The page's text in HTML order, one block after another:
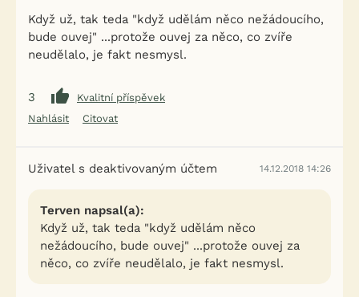
Když už, tak teda "když udělám něco nežádoucího,
bude ouvej" ...protože ouvej za něco, co zvíře
neudělalo, je fakt nesmysl.
3
Kvalitní příspěvek
Nahlásit
Citovat
Uživatel s deaktivovaným účtem 14.12.2018 14:26
Terven napsal(a):
Když už, tak teda "když udělám něco
nežádoucího, bude ouvej" ...protože ouvej za
něco, co zvíře neudělalo, je fakt nesmysl.